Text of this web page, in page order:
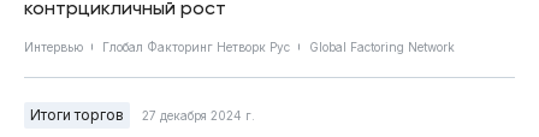
контрцикличный рост
Интервью Глобал Факторинг Нетворк Рус Global Factoring Network
Итоги торгов 27 декабря 2024 г.